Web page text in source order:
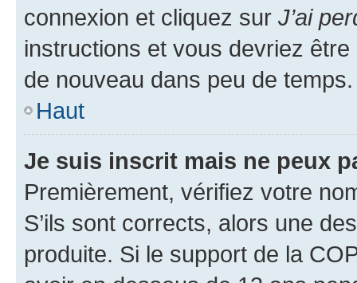
connexion et cliquez sur J’ai
instructions et vous devriez
de nouveau dans peu de temps.
Haut
Je suis inscrit mais ne peux
Premièrement, vérifiez votre
S’ils sont corrects, alors une
produite. Si le support de la